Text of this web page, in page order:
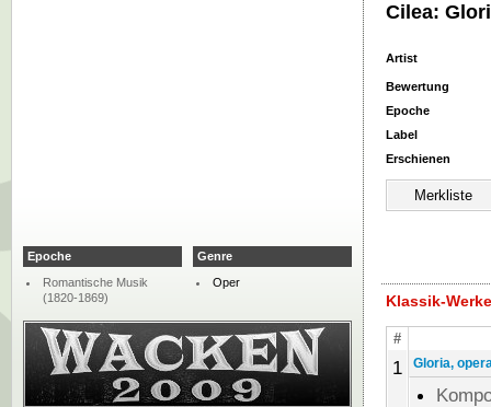
Cilea:
Artist
Bewertung
Epoche
Label
Erschienen
Klassik-
#
1 Gloria,
Epoche
Romantische Musik
(1820-1869)
Genre
Oper